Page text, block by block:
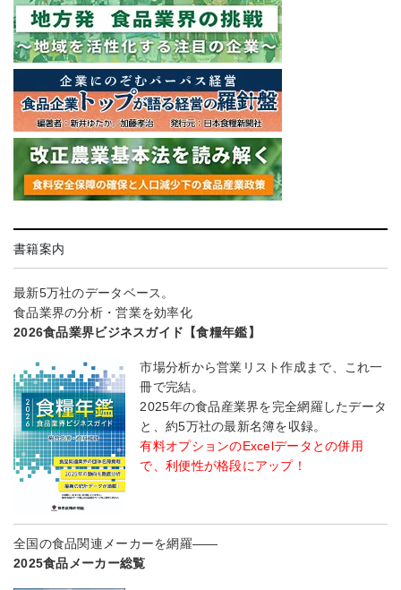
書籍案内
最新5万社のデータベース。
食品業界の分析・営業を効率化
2026食品業界ビジネスガイド【食糧年鑑】
市場分析から営業リスト作成まで、これ一
冊で完結。
2025年の食品産業界を完全網羅したデータ
と、約5万社の最新名簿を収録。
有料オプションのExcelデータとの併用
で、利便性が格段にアップ！
全国の食品関連メーカーを網羅――
2025食品メーカー総覧